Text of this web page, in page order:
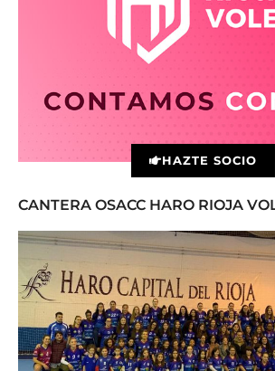
HAZTE SOCIO
CANTERA OSACC HARO RIOJA